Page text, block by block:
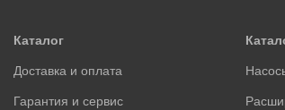
Каталог
Доставка и оплата
Гарантия и сервис